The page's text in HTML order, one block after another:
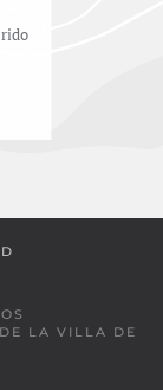
LA VILLA DE